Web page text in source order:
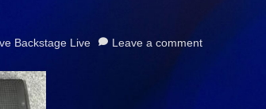
Backstage Live Leave a comment